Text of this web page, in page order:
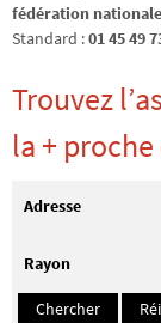
fédération nationale
Standard :01 45 49
Trouvez
la +
Adresse
Rayon
Chercher